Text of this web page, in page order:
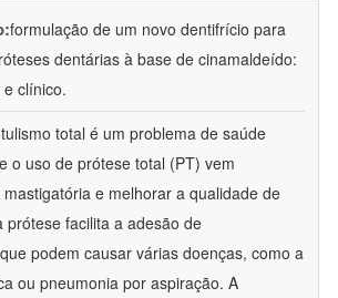
formulação de um novo dentifrício para
dentárias à base de cinamaldeído:
clínico.
total é um problema de saúde
o uso de prótese total (PT) vem
e melhorar a qualidade de
prótese facilita a adesão de
podem causar várias doenças, como a
ou pneumonia por aspiração. A